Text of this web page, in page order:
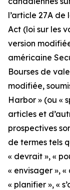
l’article 27A
Act (loi sur les
version
américaine
Bourses de
modifiée,
Harbor » (ou «
articles et
prospectives
de termes tels
« devrait », «
« envisager », «
« planifier », «